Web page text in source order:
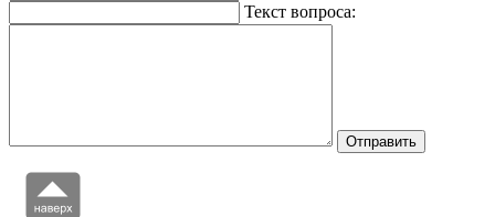
Текст вопроса: